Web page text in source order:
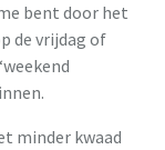
bent door het
de vrijdag of
minder kwaad